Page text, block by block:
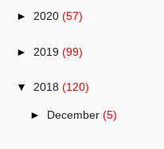
► 2020 (57)
► 2019 (99)
▼ 2018 (120)
► December (5)